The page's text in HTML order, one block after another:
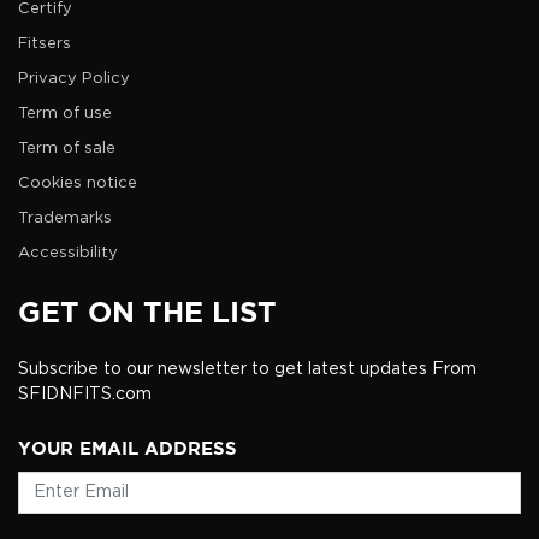
Certify
Fitsers
Privacy Policy
Term of use
Term of sale
Cookies notice
Trademarks
Accessibility
GET ON THE LIST
Subscribe to our newsletter to get latest updates From
SFIDNFITS.com
YOUR EMAIL ADDRESS